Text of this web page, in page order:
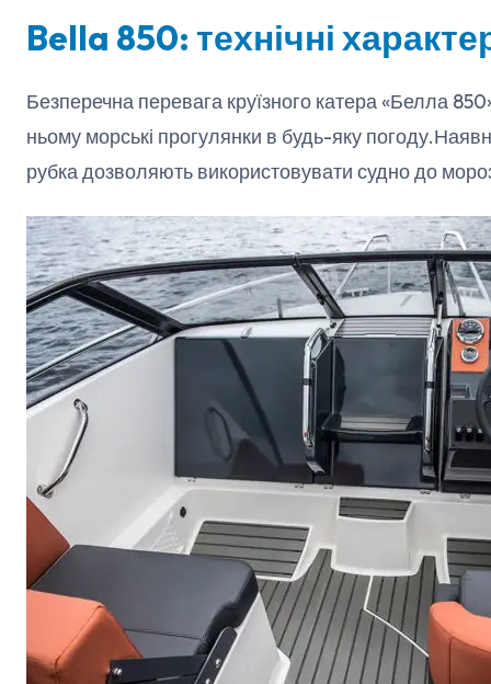
Bella 850: технічні
Безперечна перевага круїзного катера «Белла
ньому морські прогулянки в будь-яку
рубка дозволяють використовувати судно до